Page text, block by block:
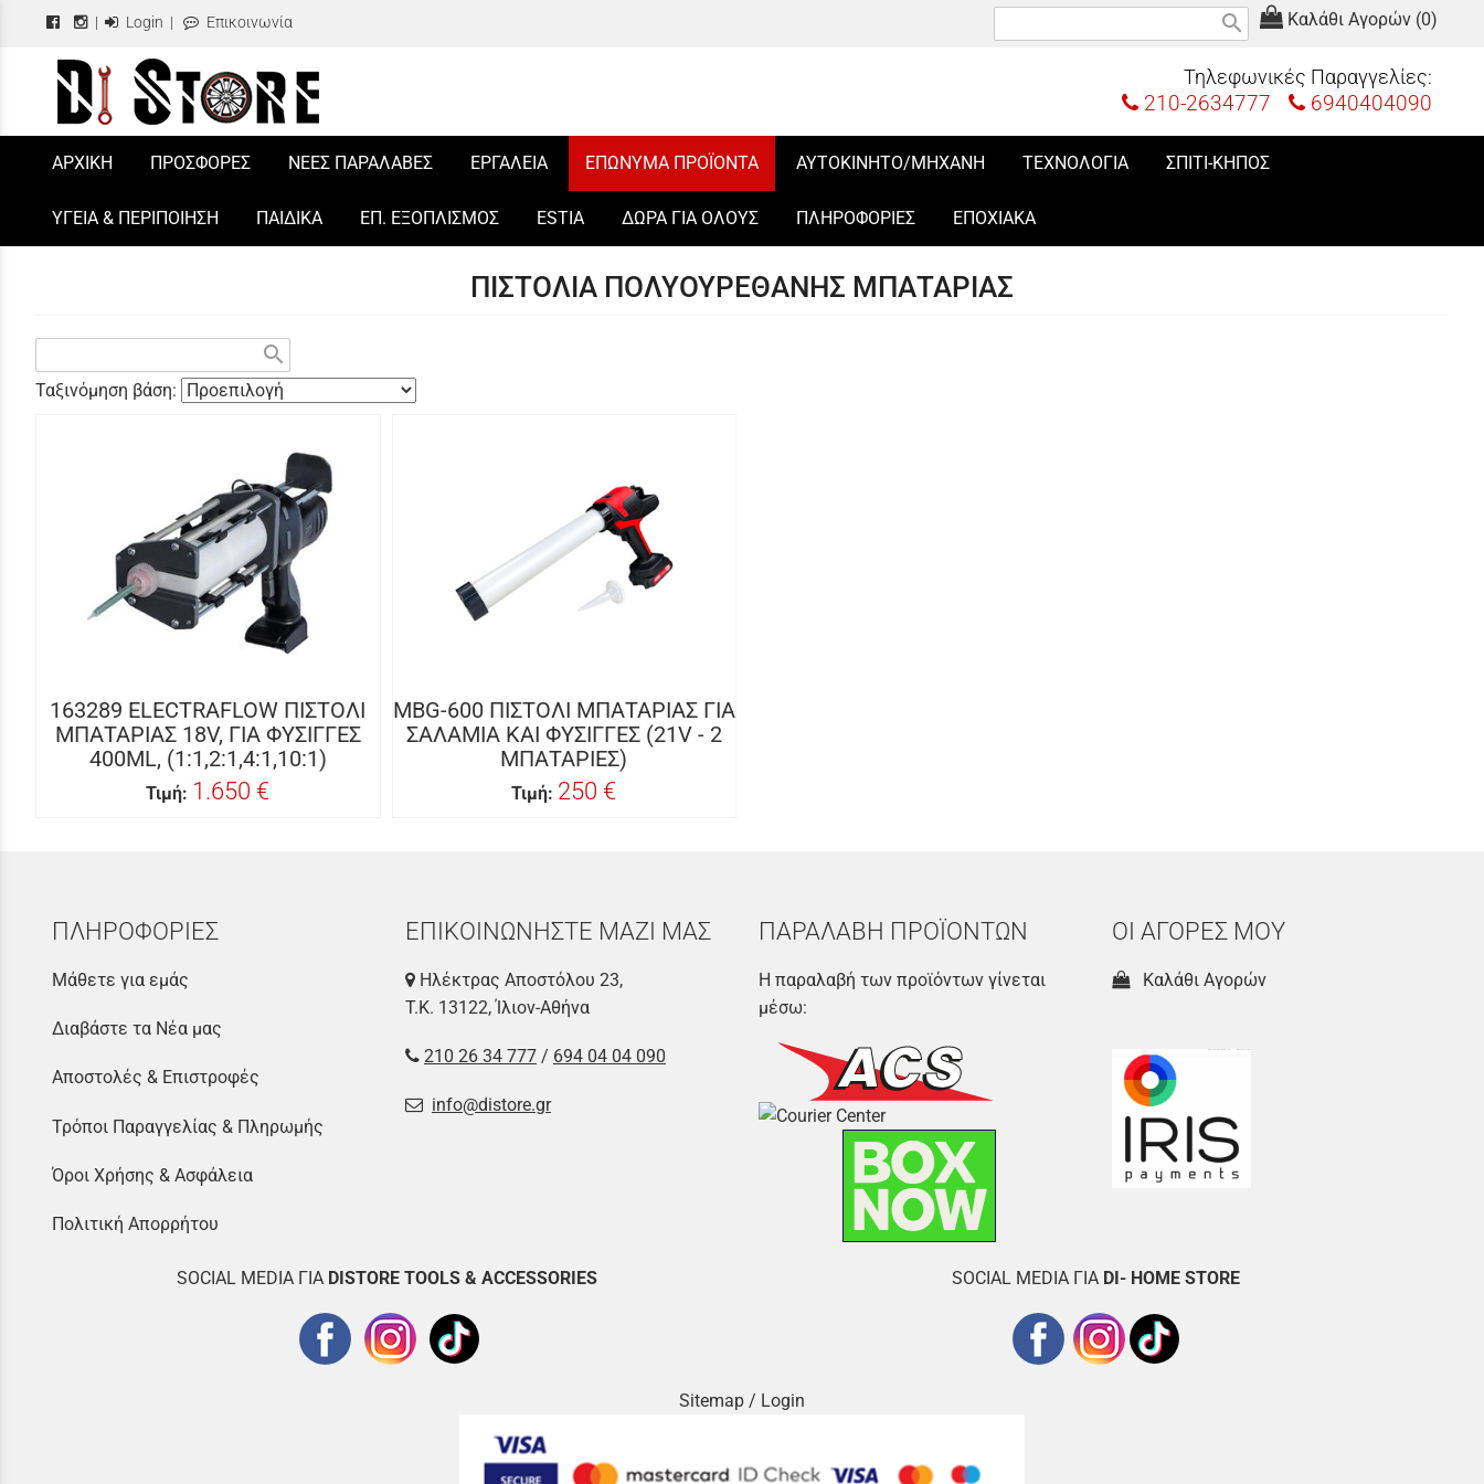
| Login | Επικοινωνία Καλάθι Αγορών (0)
search
Τηλεφωνικές Παραγγελίες:
210-2634777 6940404090
/
ΑΡΧΙΚΗ ΠΡΟΣΦΟΡΕΣ ΝΕΕΣ ΠΑΡΑΛΑΒΕΣ ΕΡΓΑΛΕΙΑ ΕΠΩΝΥΜΑ ΠΡΟΪΟΝΤΑ ΑΥΤΟΚΙΝΗΤΟ/ΜΗΧΑΝΗ ΤΕΧΝΟΛΟΓΙΑ ΣΠΙΤΙ-ΚΗΠΟΣ
ΥΓΕΙΑ & ΠΕΡΙΠΟΙΗΣΗ ΠΑΙΔΙΚΑ ΕΠ. ΕΞΟΠΛΙΣΜΟΣ ESTIA ΔΩΡΑ ΓΙΑ ΟΛΟΥΣ ΠΛΗΡΟΦΟΡΙΕΣ ΕΠΟΧΙΑΚΑ
ΠΙΣΤΟΛΙΑ ΠΟΛΥΟΥΡΕΘΑΝΗΣ ΜΠΑΤΑΡΙΑΣ
search
Ταξινόμηση βάση:
163289 ELECTRAFLOW ΠΙΣΤΟΛΙ
ΜΠΑΤΑΡΙΑΣ 18V, ΓΙΑ ΦΥΣΙΓΓΕΣ
400ML, (1:1,2:1,4:1,10:1)
Τιμή: 1.650 €
MBG-600 ΠΙΣΤΟΛΙ ΜΠΑΤΑΡΙΑΣ ΓΙΑ
ΣΑΛΑΜΙΑ ΚΑΙ ΦΥΣΙΓΓΕΣ (21V - 2
ΜΠΑΤΑΡΙΕΣ)
Τιμή: 250 €
ΠΛΗΡΟΦΟΡΙΕΣ
Μάθετε για εμάς
Διαβάστε τα Νέα μας
Αποστολές & Επιστροφές
Τρόποι Παραγγελίας & Πληρωμής
Όροι Χρήσης & Ασφάλεια
Πολιτική Απορρήτου
ΕΠΙΚΟΙΝΩΝΗΣΤΕ ΜΑΖΙ ΜΑΣ
Ηλέκτρας Αποστόλου 23,
Τ.Κ. 13122, Ίλιον-Αθήνα
210 26 34 777 / 694 04 04 090
info@distore.gr
ΠΑΡΑΛΑΒΗ ΠΡΟΪΟΝΤΩΝ
Η παραλαβή των προϊόντων γίνεται
μέσω:
ΟΙ ΑΓΟΡΕΣ ΜΟΥ
Καλάθι Αγορών
SOCIAL MEDIA ΓΙΑ DISTORE TOOLS & ACCESSORIES SOCIAL MEDIA ΓΙΑ DI- HOME STORE
Sitemap / Login